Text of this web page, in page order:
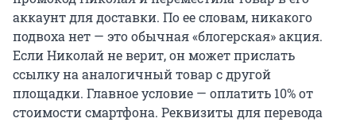
аккаунт для доставки. По ее словам, никакого
подвоха нет — это обычная «блогерская» акция.
Если Николай не верит, он может прислать
ссылку на аналогичный товар с другой
площадки. Главное условие — оплатить 10% от
стоимости смартфона. Реквизиты для перевода